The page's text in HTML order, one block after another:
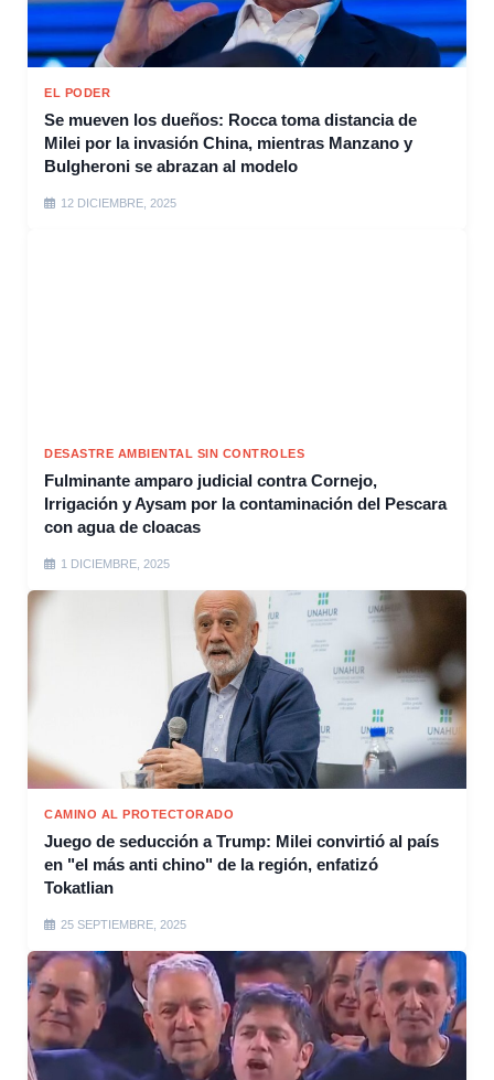
EL PODER
Se mueven los dueños: Rocca toma distancia de
Milei por la invasión China, mientras Manzano y
Bulgheroni se abrazan al modelo
12 DICIEMBRE, 2025
DESASTRE AMBIENTAL SIN CONTROLES
Fulminante amparo judicial contra Cornejo,
Irrigación y Aysam por la contaminación del Pescara
con agua de cloacas
1 DICIEMBRE, 2025
CAMINO AL PROTECTORADO
Juego de seducción a Trump: Milei convirtió al país
en "el más anti chino" de la región, enfatizó
Tokatlian
25 SEPTIEMBRE, 2025